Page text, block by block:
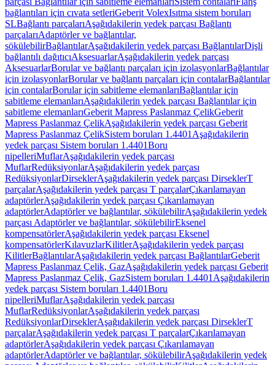
bağlantıları için cıvata setleriGeberit VolexIsıtma sistem boruları
SLBağlantı parçalarıAşağıdakilerin yedek parçası Bağlantı
parçalarıAdaptörler ve bağlantılar,
sökülebilirBağlantılarAşağıdakilerin yedek parçası BağlantılarDişli
bağlantılı dağıtıcıAksesuarlarAşağıdakilerin yedek parçası
AksesuarlarBorular ve bağlantı parçaları için izolasyonlarBağlantılar
için izolasyonlarBorular ve bağlantı parçaları için contalarBağlantılar
için contalarBorular için sabitleme elemanlarıBağlantılar için
sabitleme elemanlarıAşağıdakilerin yedek parçası Bağlantılar için
sabitleme elemanlarıGeberit Mapress Paslanmaz ÇelikGeberit
Mapress Paslanmaz ÇelikAşağıdakilerin yedek parçası Geberit
Mapress Paslanmaz ÇelikSistem boruları 1.4401 Aşağıdakilerin
yedek parçası Sistem boruları 1.4401Boru
nipelleriMuflarAşağıdakilerin yedek parçası
MuflarRedüksiyonlarAşağıdakilerin yedek parçası
RedüksiyonlarDirseklerAşağıdakilerin yedek parçası DirseklerT
parçalarAşağıdakilerin yedek parçası T parçalarÇıkarılamayan
adaptörlerAşağıdakilerin yedek parçası Çıkarılamayan
adaptörlerAdaptörler ve bağlantılar, sökülebilirAşağıdakilerin yedek
parçası Adaptörler ve bağlantılar, sökülebilirEksenel
kompensatörlerAşağıdakilerin yedek parçası Eksenel
kompensatörlerKılavuzlarKilitlerAşağıdakilerin yedek parçası
KilitlerBağlantılarAşağıdakilerin yedek parçası BağlantılarGeberit
Mapress Paslanmaz Çelik, GazAşağıdakilerin yedek parçası Geberit
Mapress Paslanmaz Çelik, GazSistem boruları 1.4401 Aşağıdakilerin
yedek parçası Sistem boruları 1.4401Boru
nipelleriMuflarAşağıdakilerin yedek parçası
MuflarRedüksiyonlarAşağıdakilerin yedek parçası
RedüksiyonlarDirseklerAşağıdakilerin yedek parçası DirseklerT
parçalarAşağıdakilerin yedek parçası T parçalarÇıkarılamayan
adaptörlerAşağıdakilerin yedek parçası Çıkarılamayan
adaptörlerAdaptörler ve bağlantılar, sökülebilirAşağıdakilerin yedek